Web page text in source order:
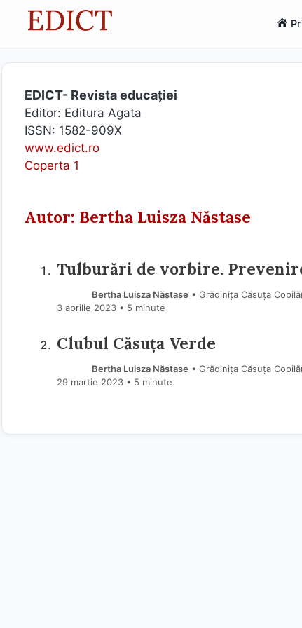
EDICT- Revista educației
Editor: Editura Agata
ISSN: 1582-909X
www.edict.ro
Coperta 1
Autor: Bertha Luisza Năstase
Tulburări de vorbire.
Bertha Luisza Năstase • Grădinița Căsuța
3 aprilie 2023 • 5 minute
Clubul Căsuța Verde
Bertha Luisza Năstase • Grădinița Căsuța
29 martie 2023 • 5 minute